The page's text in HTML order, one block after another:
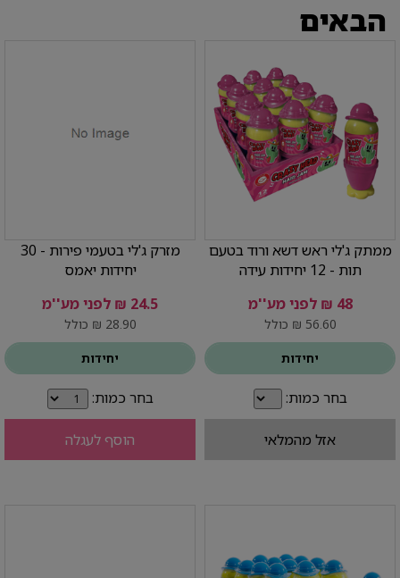
הבאים
ממתק ג'לי ראש דשא ורוד בטעם
תות - 12 יחידות עידה
48 ₪ לפני מע''מ
56.60 ₪ כולל
יחידות
בחר כמות:
אזל מהמלאי
מזרק ג'לי בטעמי פירות - 30
יחידות יאמס
24.5 ₪ לפני מע''מ
28.90 ₪ כולל
יחידות
בחר כמות:
הוסף לעגלה